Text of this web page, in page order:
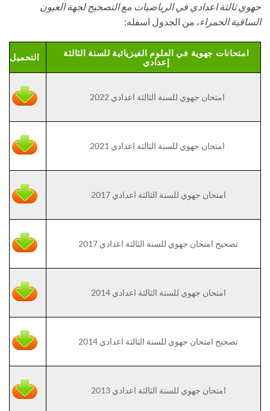
جهوي ثالثة اعدادي في الرياضيات مع التصحيح لجهة العيون
الساقية الحمراء، من الجدول اسفله:
امتحانات جهوية في العلوم الفيزيائية للسنة الثالثة
إعدادي
التحميل
امتحان جهوي للسنة الثالثة اعدادي 2022
امتحان جهوي للسنة الثالثة اعدادي 2021
امتحان جهوي للسنة الثالثة اعدادي 2017
تصحيح امتحان جهوي للسنة الثالثة اعدادي 2017
امتحان جهوي للسنة الثالثة اعدادي 2014
تصحيح امتحان جهوي للسنة الثالثة اعدادي 2014
امتحان جهوي للسنة الثالثة اعدادي 2013